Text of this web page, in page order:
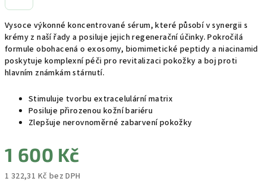
Vysoce výkonné koncentrované sérum, které působí v synergii s
krémy z naší řady a posiluje jejich regenerační účinky. Pokročilá
formule obohacená o exosomy, biomimetické peptidy a niacinamid
poskytuje komplexní péči pro revitalizaci pokožky a boj proti
hlavním známkám stárnutí.
Stimuluje tvorbu extracelulární matrix
Posiluje přirozenou kožní bariéru
Zlepšuje nerovnoměrné zabarvení pokožky
1 600 Kč
1 322,31 Kč bez DPH